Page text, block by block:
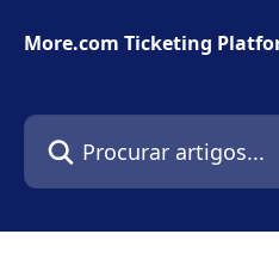
More.com Ticketing
Procurar artigos...